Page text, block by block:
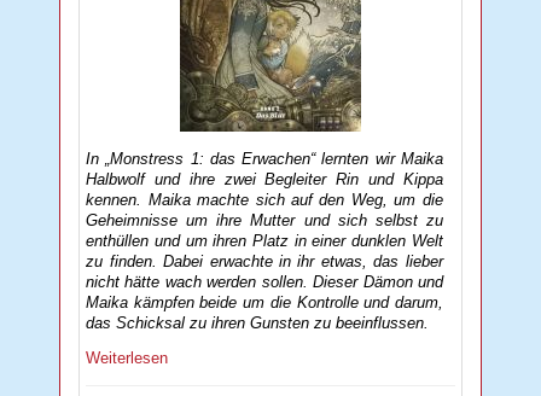
In „Monstress 1: das Erwachen“ lernten wir Maika
Halbwolf und ihre zwei Begleiter Rin und Kippa
kennen. Maika machte sich auf den Weg, um die
Geheimnisse um ihre Mutter und sich selbst zu
enthüllen und um ihren Platz in einer dunklen Welt
zu finden. Dabei erwachte in ihr etwas, das lieber
nicht hätte wach werden sollen. Dieser Dämon und
Maika kämpfen beide um die Kontrolle und darum,
das Schicksal zu ihren Gunsten zu beeinflussen.
Weiterlesen